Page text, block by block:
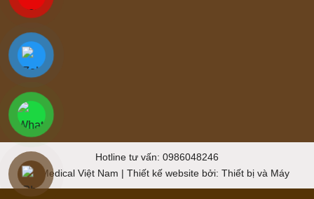
Hotline tư vấn: 0986048246
TK Medical Việt Nam | Thiết kế website bởi: Thiết bị và Máy